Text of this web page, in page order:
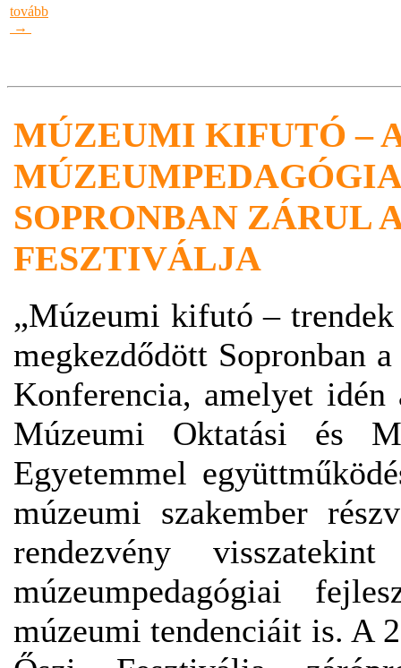
tovább
→
MÚZEUMI KIFUTÓ –
SOPRONBAN ZÁRUL
FESZTIVÁLJA
„Múzeumi kifutó –
megkezdődött Sopronban
Konferencia, amelyet
Múzeumi Oktatási és
Egyetemmel
múzeumi szakember
rendezvény
múzeumpedagógiai
múzeumi tendenciáit is. A